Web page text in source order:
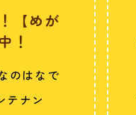
【めが
！
のはなで
テナン